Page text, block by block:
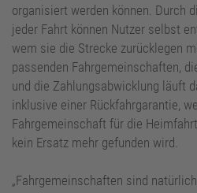
organisiert werden können. Durch
jeder Fahrt können Nutzer selbst
wem sie die Strecke zurücklegen
passenden Fahrgemeinschaften,
und die Zahlungsabwicklung läuft
inklusive einer Rückfahrgarantie,
Fahrgemeinschaft für die
kein Ersatz mehr gefunden wird.
„Fahrgemeinschaften sind